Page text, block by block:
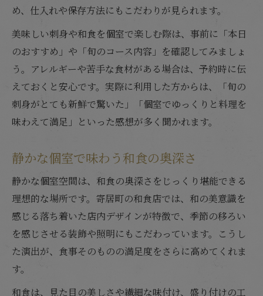
め、仕入れや保存方法にもこだわりが見られます。
美味しい刺身や和食を個室で楽しむ際は、事前に「本日
のおすすめ」や「旬のコース内容」を確認してみましょ
う。アレルギーや苦手な食材がある場合は、予約時に伝
えておくと安心です。実際に利用した方からは、「旬の
刺身がとても新鮮で驚いた」「個室でゆっくりと料理を
味わえて満足」といった感想が多く聞かれます。
静かな個室で味わう和食の奥深さ
静かな個室空間は、和食の奥深さをじっくり堪能できる
理想的な場所です。寄居町の和食店では、和の美意識を
感じる落ち着いた店内デザインが特徴で、季節の移ろい
を感じさせる装飾や照明にもこだわっています。こうし
た演出が、食事そのものの満足度をさらに高めてくれま
す。
和食は、見た目の美しさや繊細な味付け、盛り付けの工